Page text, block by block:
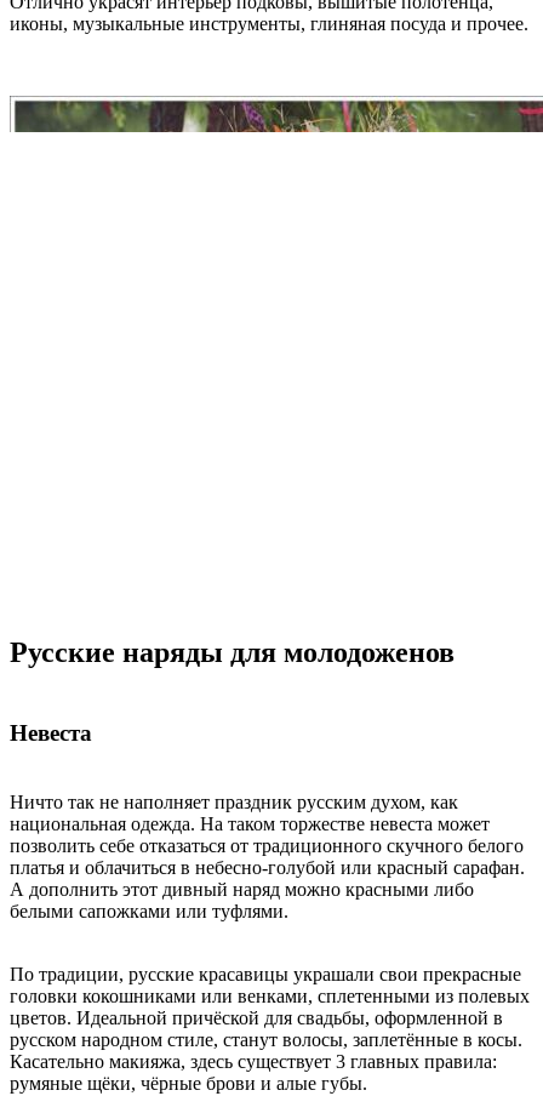
иконы, музыкальные инструменты, глиняная посуда и прочее.
Русские наряды для молодоженов
Невеста
Ничто так не наполняет праздник русским духом, как
национальная одежда. На таком торжестве невеста может
позволить себе отказаться от традиционного скучного белого
платья и облачиться в небесно-голубой или красный сарафан.
А дополнить этот дивный наряд можно красными либо
белыми сапожками или туфлями.
По традиции, русские красавицы украшали свои прекрасные
головки кокошниками или венками, сплетенными из полевых
цветов. Идеальной причёской для свадьбы, оформленной в
русском народном стиле, станут волосы, заплетённые в косы.
Касательно макияжа, здесь существует 3 главных правила:
румяные щёки, чёрные брови и алые губы.